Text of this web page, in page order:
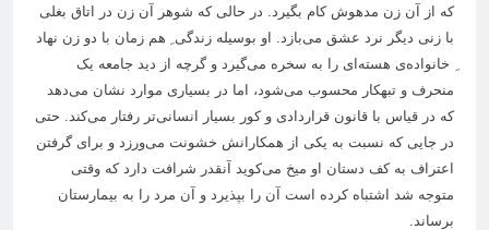
که از آن زن مدهوش کام بگیرد. در حالی که شوهر آن زن در اتاق بغلی
با زنی دیگر نرد عشق می‌بازد. او بوسیله زندگی ِ هم زمان با دو زن نهاد
ِ خانواده‌ی هسته‌ای را به سخره می‌گیرد و گرچه از دید جامعه یک
منحرف و تبهکار محسوب می‌شود، اما در بسیاری موارد نشان می‌دهد
که در قیاس با قانون قراردادی و کور بسیار انسانی‌تر رفتار می‌کند. حتی
در جایی که نسبت به یکی از همکارانش خشونت می‌ورزد و برای گرفتن
اعتراف به کف دستان او میخ می‌کوید آنقدر شرافت دارد که وقتی
متوجه شد اشتباه کرده است آن را بپذیرد و آن مرد را به بیمارستان
برساند.